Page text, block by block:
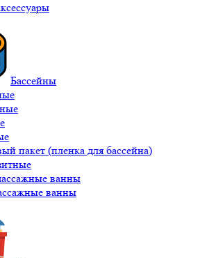
Бассейны
пакет (пленка для бассейна)
ванны
ванны